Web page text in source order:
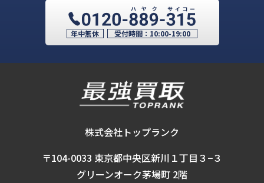
年中無休 受付時間： 10:00-19:00
株式会社トップランク
〒104-0033 東京都中央区新川１丁目３−３
グリーンオーク茅場町 2階